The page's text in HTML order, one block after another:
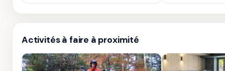
Activités à faire à proximité